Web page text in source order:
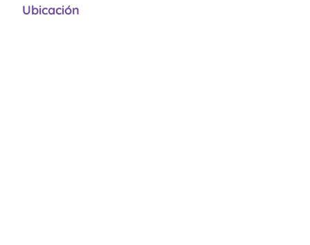
Ubicación